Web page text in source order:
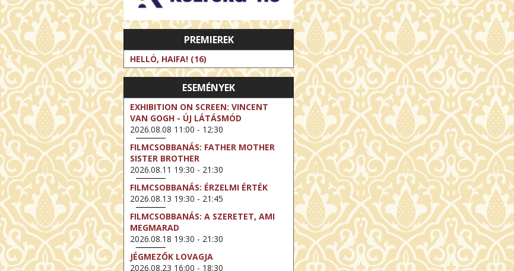
PREMIEREK
HELLÓ, HAIFA! (16)
ESEMÉNYEK
EXHIBITION ON SCREEN: VINCENT
VAN GOGH - ÚJ LÁTÁSMÓD
2026.08.08 11:00 - 12:30
FILMCSOBBANÁS: FATHER MOTHER
SISTER BROTHER
2026.08.11 19:30 - 21:30
FILMCSOBBANÁS: ÉRZELMI ÉRTÉK
2026.08.13 19:30 - 21:45
FILMCSOBBANÁS: A SZERETET, AMI
MEGMARAD
2026.08.18 19:30 - 21:30
JÉGMEZŐK LOVAGJA
2026.08.23 16:00 - 18:30